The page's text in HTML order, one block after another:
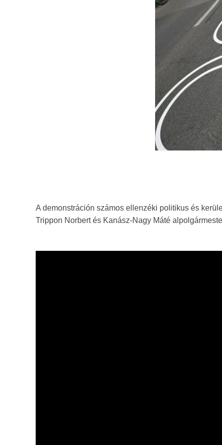
A demonstráción számos ellenzéki politikus és
Trippon Norbert és Kanász-Nagy Máté